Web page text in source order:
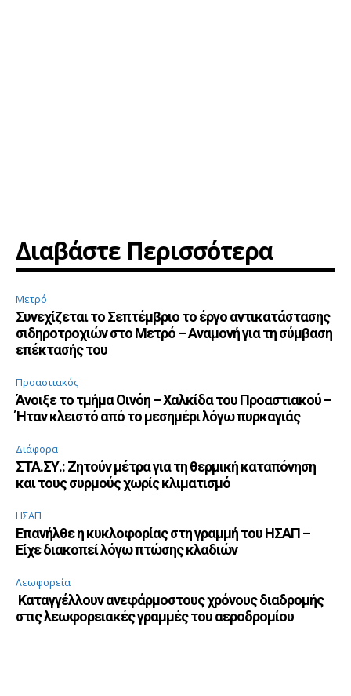
Διαβάστε Περισσότερα
Μετρό
Συνεχίζεται το Σεπτέμβριο το έργο αντικατάστασης
σιδηροτροχιών στο Μετρό – Αναμονή για τη σύμβαση
επέκτασής του
Προαστιακός
Άνοιξε το τμήμα Οινόη – Χαλκίδα του Προαστιακού –
Ήταν κλειστό από το μεσημέρι λόγω πυρκαγιάς
Διάφορα
ΣΤΑ.ΣΥ.: Ζητούν μέτρα για τη θερμική καταπόνηση
και τους συρμούς χωρίς κλιματισμό
ΗΣΑΠ
Επανήλθε η κυκλοφορίας στη γραμμή του ΗΣΑΠ –
Είχε διακοπεί λόγω πτώσης κλαδιών
Λεωφορεία
Καταγγέλλουν ανεφάρμοστους χρόνους διαδρομής
στις λεωφορειακές γραμμές του αεροδρομίου